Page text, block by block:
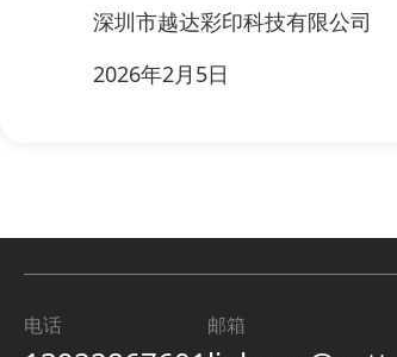
深圳市越达彩印科技有限公司
2026年2月5日
电话 邮箱